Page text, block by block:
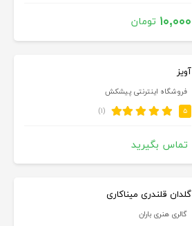
۱۰,۰۰۰ تومان
آویز
فروشگاه اینترنتی پیشکش
۵ (۱)
تماس بگیرید
گلدان قلندری میناکاری
گالری هنری باران